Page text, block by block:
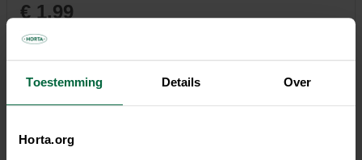
Toestemming Details Over
Horta.org
€ 1,99